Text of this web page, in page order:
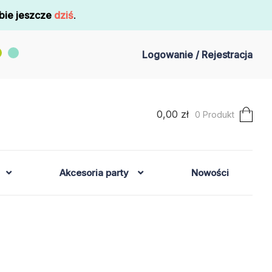
jeszcze dziś.
Logowanie / Rejestracja
0,00 zł 0 Produkt
Akcesoria party Nowości